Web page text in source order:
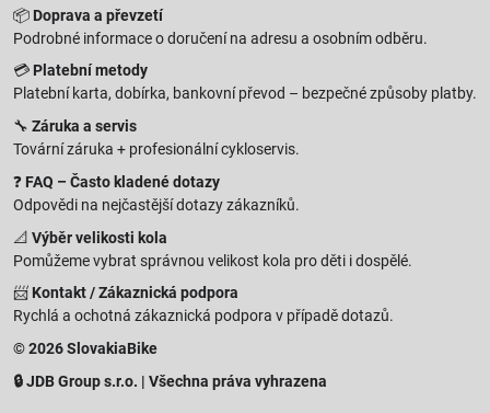
📦 Doprava a převzetí
Podrobné informace o doručení na adresu a osobním odběru.
💳 Platební metody
Platební karta, dobírka, bankovní převod – bezpečné způsoby platby.
🔧 Záruka a servis
Tovární záruka + profesionální cykloservis.
❓ FAQ – Často kladené dotazy
Odpovědi na nejčastější dotazy zákazníků.
📐 Výběr velikosti kola
Pomůžeme vybrat správnou velikost kola pro děti i dospělé.
📨 Kontakt / Zákaznická podpora
Rychlá a ochotná zákaznická podpora v případě dotazů.
© 2026 SlovakiaBike
🔒 JDB Group s.r.o. | Všechna práva vyhrazena